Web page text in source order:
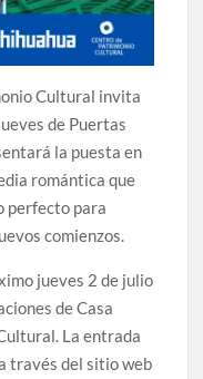
Cultural invita
de Puertas
la puesta en
romántica que
perfecto para
comienzos.
jueves 2 de julio
de Casa
La entrada
través del sitio web